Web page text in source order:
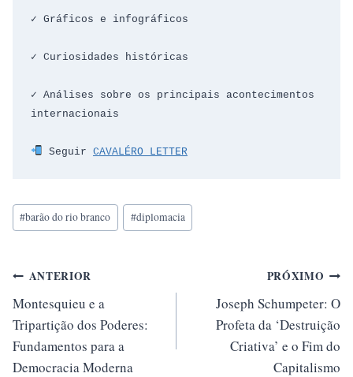
✓ Gráficos e infográficos
✓ Curiosidades históricas
✓ Análises sobre os principais acontecimentos
internacionais
Seguir CAVALÉRO LETTER
Tags
do
#barão do rio branco #diplomacia
Navegação
de
Post
ANTERIOR
Montesquieu e a
Tripartição dos Poderes:
Fundamentos para a
Democracia Moderna
PRÓXIMO
Joseph Schumpeter: O
Profeta da ‘Destruição
Criativa’ e o Fim do
Capitalismo